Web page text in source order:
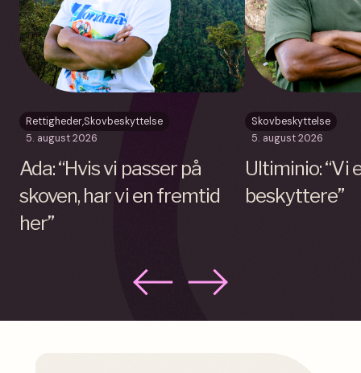
Rettigheder,Skovbeskyttelse
5. august 2026
Ada: “Hvis vi passer på
skoven, har vi en fremtid
her”
Skovbeskyttelse
5. august 2026
Ultiminio: “Vi
beskyttere”